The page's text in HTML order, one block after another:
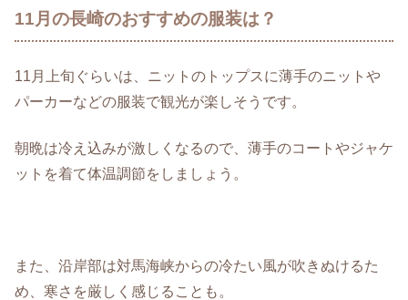
11月の長崎のおすすめの服装は？
11月上旬ぐらいは、ニットのトップスに薄手のニットや
パーカーなどの服装で観光が楽しそうです。
朝晩は冷え込みが激しくなるので、薄手のコートやジャケ
ットを着て体温調節をしましょう。
また、沿岸部は対馬海峡からの冷たい風が吹きぬけるた
め、寒さを厳しく感じることも。